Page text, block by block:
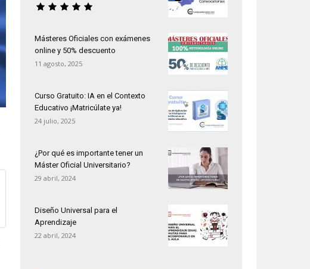
Másteres Oficiales con exámenes
online y 50% descuento
11 agosto, 2025
Curso Gratuito: IA en el Contexto
Educativo ¡Matricúlate ya!
24 julio, 2025
¿Por qué es importante tener un
Máster Oficial Universitario?
29 abril, 2024
Diseño Universal para el
Aprendizaje
22 abril, 2024